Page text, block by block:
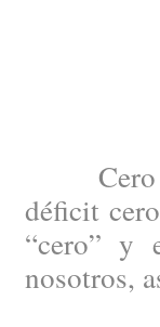
Cero
déficit
“cero” y
nosotros,